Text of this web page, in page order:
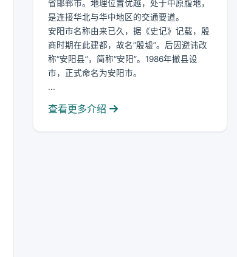
省邯郸市。地理位置优越，处于中原腹地，
是连接华北与华中地区的交通要道。
安阳市名称由来已久，据《史记》记载，殷
商时期在此建都，故名“殷墟”。后因避讳改
称“安阳县”，简称“安阳”。1986年撤县设
市，正式命名为安阳市。
...
查看更多介绍